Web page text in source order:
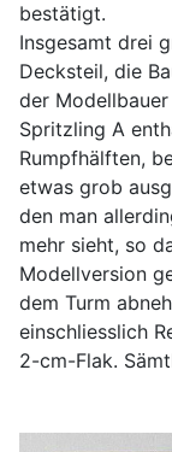
bestätigt.
Insgesamt drei
Decksteil, die
der
Spritzling A
Rumpfhälften,
etwas grob
den man
mehr sieht, so
Modellversion
dem Turm
einschliesslich
2-cm-Flak.